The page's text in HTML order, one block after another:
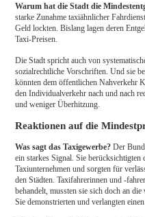
Warum hat die Stadt die
starke Zunahme taxiähnlicher
Geld lockten. Bislang lagen deren
Taxi-Preisen.
Die Stadt spricht auch von
sozialrechtliche Vorschriften. Und sie
könnten dem öffentlichen Nahverkehr
den Individualverkehr nach und nach
und weniger Überhitzung.
Reaktionen auf die
Was sagt das Taxigewerbe? Der
ein starkes Signal. Sie
Taxiunternehmen und sorgten für
den Städten. Taxifahrerinnen und -
behandelt, mussten sie sich doch an
Sie demonstrierten und verlangten